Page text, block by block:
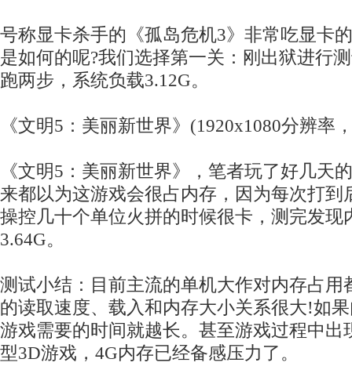
号称显卡杀手的《孤岛危机3》非常吃显卡
是如何的呢?我们选择第一关：刚出狱进行
跑两步，系统负载3.12G。
《文明5：美丽新世界》(1920x1080分辨率
《文明5：美丽新世界》，笔者玩了好几天
来都以为这游戏会很占内存，因为每次打到
操控几十个单位火拼的时候很卡，测完发现
3.64G。
测试小结：目前主流的单机大作对内存占用
的读取速度、载入和内存大小关系很大!如
游戏需要的时间就越长。甚至游戏过程中出
型3D游戏，4G内存已经备感压力了。